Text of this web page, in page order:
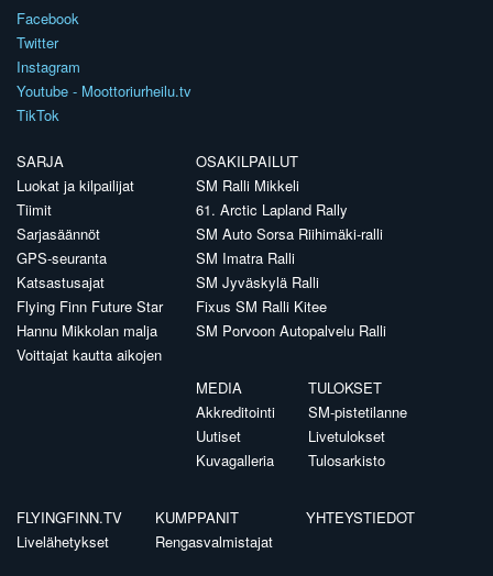
Facebook
Twitter
Instagram
Youtube - Moottoriurheilu.tv
TikTok
SARJA
Luokat ja kilpailijat
Tiimit
Sarjasäännöt
GPS-seuranta
Katsastusajat
Flying Finn Future Star
Hannu Mikkolan malja
Voittajat kautta aikojen
OSAKILPAILUT
SM Ralli Mikkeli
61. Arctic Lapland Rally
SM Auto Sorsa Riihimäki-ralli
SM Imatra Ralli
SM Jyväskylä Ralli
Fixus SM Ralli Kitee
SM Porvoon Autopalvelu Ralli
MEDIA
Akkreditointi
Uutiset
Kuvagalleria
TULOKSET
SM-pistetilanne
Livetulokset
Tulosarkisto
FLYINGFINN.TV
Livelähetykset
KUMPPANIT
Rengasvalmistajat
YHTEYSTIEDOT